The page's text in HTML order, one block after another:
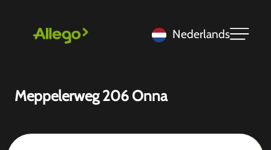
Nederlands
Meppelerweg 206 Onna